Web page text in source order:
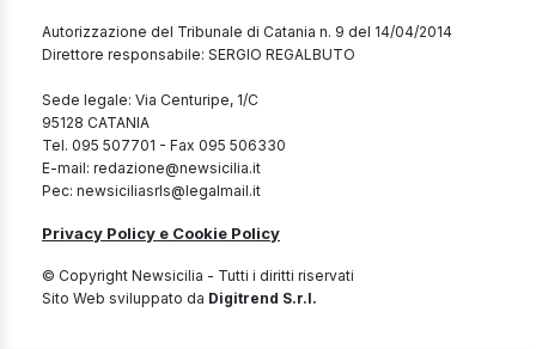
Autorizzazione del Tribunale di Catania n. 9 del 14/04/2014
Direttore responsabile: SERGIO REGALBUTO
Sede legale: Via Centuripe, 1/C
95128 CATANIA
Tel. 095 507701 - Fax 095 506330
E-mail: redazione@newsicilia.it
Pec: newsiciliasrls@legalmail.it
Privacy Policy e Cookie Policy
© Copyright Newsicilia - Tutti i diritti riservati
Sito Web sviluppato da Digitrend S.r.l.